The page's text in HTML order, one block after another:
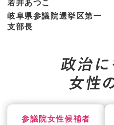
若井あつこ
岐阜県参議院選挙区第一
支部長
参議院女性候補者